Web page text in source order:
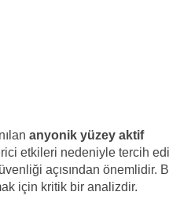
anyonik yüzey aktif
etkileri nedeniyle tercih
açısından önemlidir.
için kritik bir analizdir.